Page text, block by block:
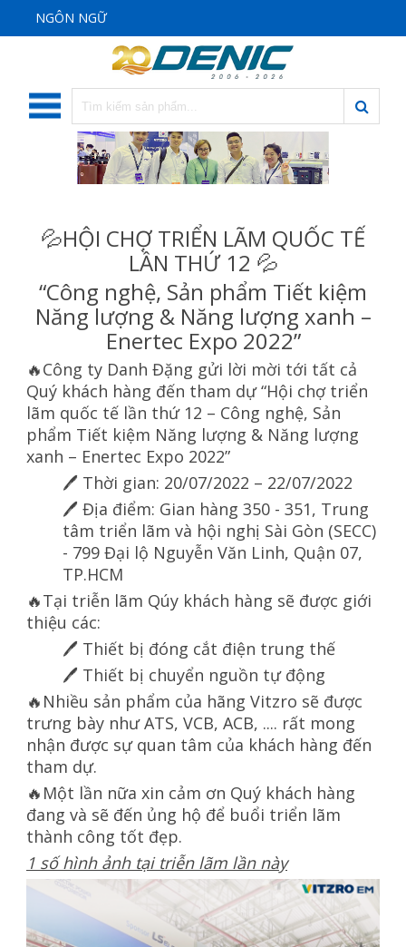
NGÔN NGỮ
💦HỘI CHỢ TRIỂN LÃM QUỐC TẾ
LẦN THỨ 12 💦
“Công nghệ, Sản phẩm Tiết kiệm
Năng lượng & Năng lượng xanh –
Enertec Expo 2022”
🔥 Công ty Danh Đặng gửi lời mời tới tất cả
Quý khách hàng đến tham dự “Hội chợ triển
lãm quốc tế lần thứ 12 – Công nghệ, Sản
phẩm Tiết kiệm Năng lượng & Năng lượng
xanh – Enertec Expo 2022”
🖊 Thời gian: 20/07/2022 – 22/07/2022
🖊 Địa điểm: Gian hàng 350 - 351, Trung
tâm triển lãm và hội nghị Sài Gòn (SECC)
- 799 Đại lộ Nguyễn Văn Linh, Quận 07,
TP.HCM
🔥 Tại triễn lãm Qúy khách hàng sẽ được giới
thiệu các:
🖊 Thiết bị đóng cắt điện trung thế
🖊 Thiết bị chuyển nguồn tự động
🔥 Nhiều sản phẩm của hãng Vitzro sẽ được
trưng bày như ATS, VCB, ACB, .... rất mong
nhận được sự quan tâm của khách hàng đến
tham dự.
🔥 Một lần nữa xin cảm ơn Quý khách hàng
đang và sẽ đến ủng hộ để buổi triển lãm
thành công tốt đẹp.
1 số hình ảnh tại triễn lãm lần này